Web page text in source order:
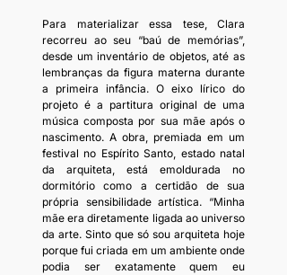
Para materializar essa tese, Clara
recorreu ao seu “baú de memórias”,
desde um inventário de objetos, até as
lembranças da figura materna durante
a primeira infância. O eixo lírico do
projeto é a partitura original de uma
música composta por sua mãe após o
nascimento. A obra, premiada em um
festival no Espírito Santo, estado natal
da arquiteta, está emoldurada no
dormitório como a certidão de sua
própria sensibilidade artística. “Minha
mãe era diretamente ligada ao universo
da arte. Sinto que só sou arquiteta hoje
porque fui criada em um ambiente onde
podia ser exatamente quem eu